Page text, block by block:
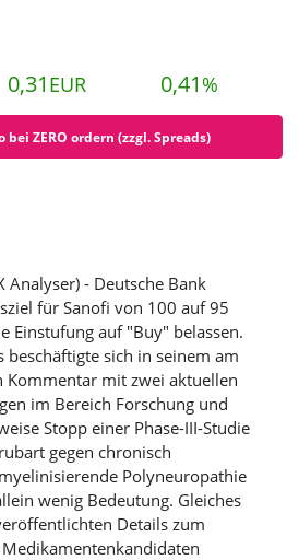
0,31 EUR 0,41 %
bei ZERO ordern (zzgl. Spreads)
Analyser) - Deutsche Bank
für Sanofi von 100 auf 95
Einstufung auf "Buy" belassen.
beschäftigte sich in seinem am
Kommentar mit zwei aktuellen
im Bereich Forschung und
Stopp einer Phase-III-Studie
gegen chronisch
Polyneuropathie
wenig Bedeutung. Gleiches
Details zum